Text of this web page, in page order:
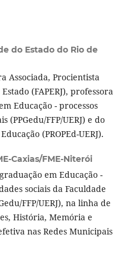
do Estado do Rio de
Associada, Procientista
(FAPERJ), professora
Educação - processos
(PPGedu/FFP/UERJ) e do
(PROPEd-UERJ).
Caxias/FME-Niterói
em Educação -
sociais da Faculdade
FFP/UERJ), na linha de
História, Memória e
nas Redes Municipais